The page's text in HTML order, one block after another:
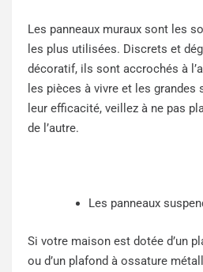
Les panneaux muraux sont les
les plus utilisées. Discrets et
décoratif, ils sont accrochés à
les pièces à vivre et les
leur efficacité, veillez à ne pas
de l’autre.
Les panneaux
Si votre maison est dotée d’un
ou d’un plafond à ossature